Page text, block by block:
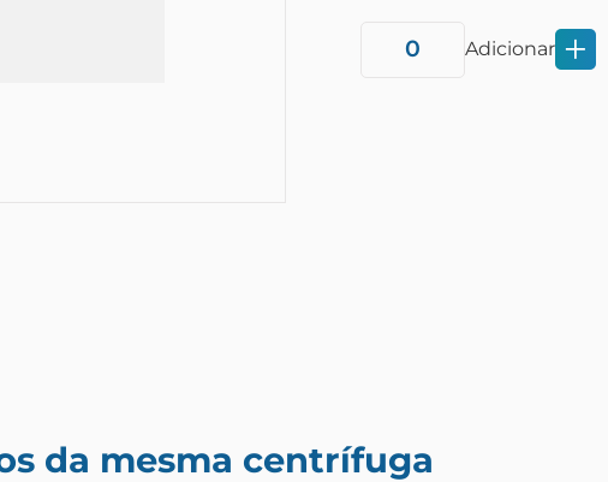
Adicionar
da mesma centrífuga